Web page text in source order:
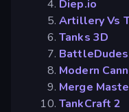
Diep.io
Artillery Vs
Tanks 3D
Modern
Merge
TankCraft 2